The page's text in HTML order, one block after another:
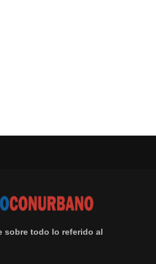
sobre todo lo referido al